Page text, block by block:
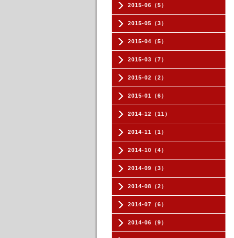
2015-06（5）
2015-05（3）
2015-04（5）
2015-03（7）
2015-02（2）
2015-01（6）
2014-12（11）
2014-11（1）
2014-10（4）
2014-09（3）
2014-08（2）
2014-07（6）
2014-06（9）